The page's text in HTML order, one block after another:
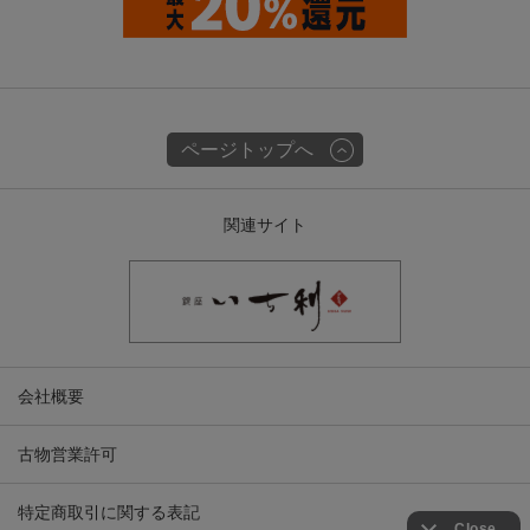
ページトップへ
関連サイト
会社概要
古物営業許可
特定商取引に関する表記